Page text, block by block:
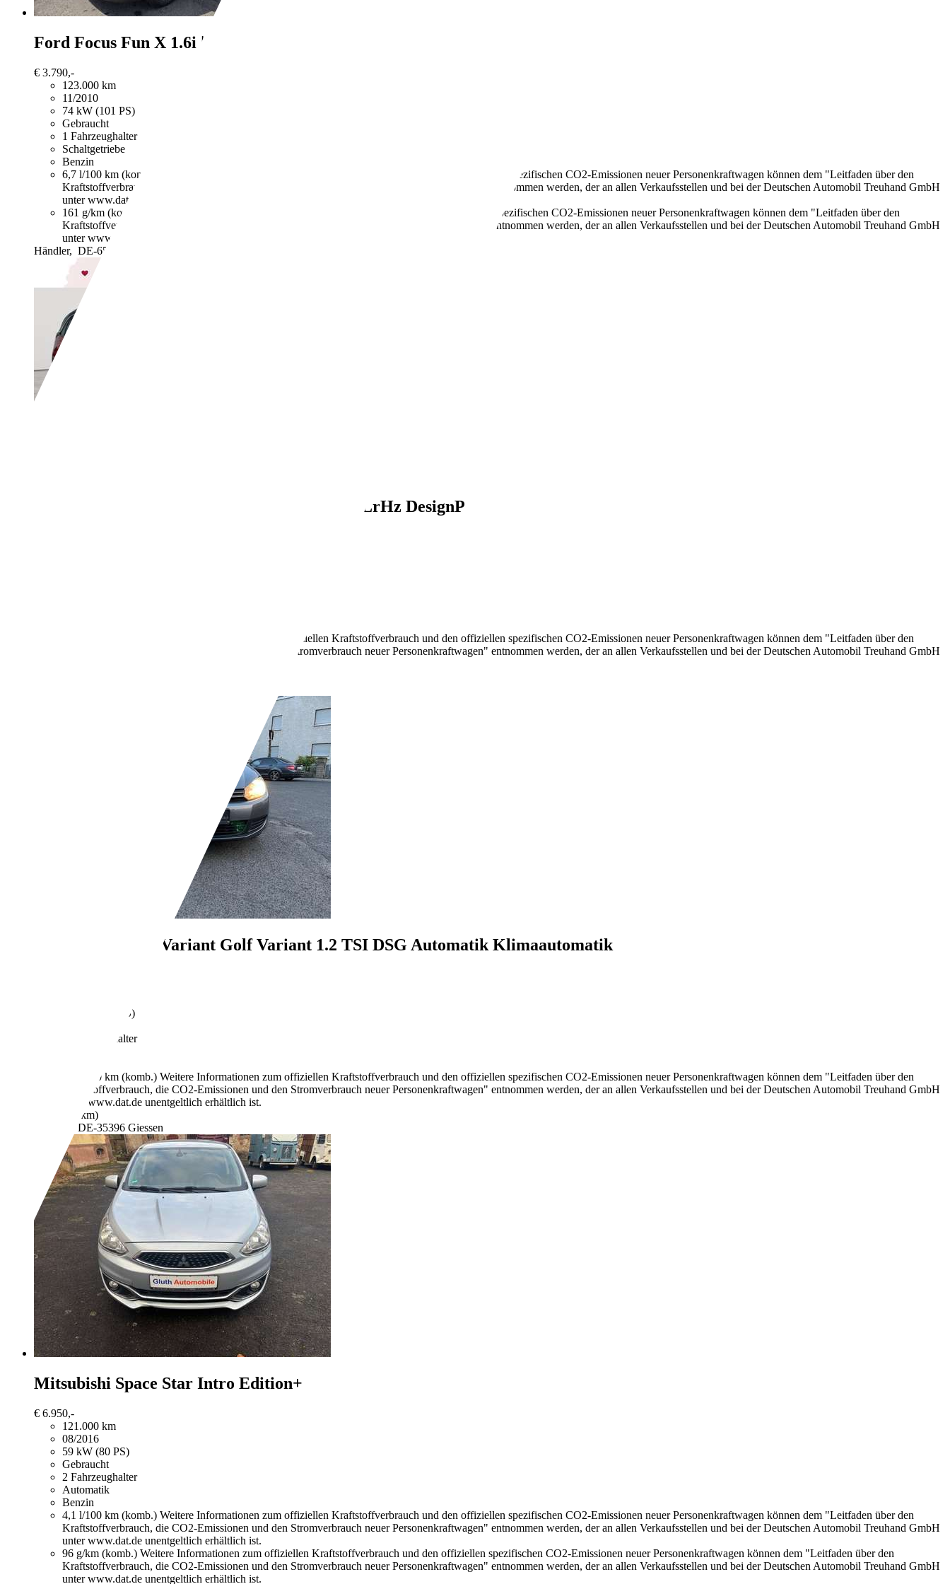
Ford Focus Fun X 1.6i | TÜV NEU | KLIMA | Wenig KM | 1.HAND
€ 3.790,-
123.000 km
11/2010
74 kW (101 PS)
Gebraucht
1 Fahrzeughalter
Schaltgetriebe
Benzin
6,7 l/100 km (komb.)
Weitere Informationen zum offiziellen Kraftstoffverbrauch und den offiziellen spezifischen CO2-Emissionen neuer Personenkraftwagen können dem "Leitfaden über den
Kraftstoffverbrauch, die CO2-Emissionen und den Stromverbrauch neuer Personenkraftwagen" entnommen werden, der an allen Verkaufsstellen und bei der Deutschen Automobil Treuhand GmbH
unter www.dat.de unentgeltlich erhältlich ist.
161 g/km (komb.)
Weitere Informationen zum offiziellen Kraftstoffverbrauch und den offiziellen spezifischen CO2-Emissionen neuer Personenkraftwagen können dem "Leitfaden über den
Kraftstoffverbrauch, die CO2-Emissionen und den Stromverbrauch neuer Personenkraftwagen" entnommen werden, der an allen Verkaufsstellen und bei der Deutschen Automobil Treuhand GmbH
unter www.dat.de unentgeltlich erhältlich ist.
Händler, DE-65520 Bad Camberg
Crossland 1.2 Elegance SHZ LrHz DesignP
Weitere Informationen zum offiziellen Kraftstoffverbrauch und den offiziellen spezifischen CO2-Emissionen neuer Personenkraftwagen können dem "Leitfaden über den
Kraftstoffverbrauch, die CO2-Emissionen und den Stromverbrauch neuer Personenkraftwagen" entnommen werden, der an allen Verkaufsstellen und bei der Deutschen Automobil Treuhand GmbH
Volkswagen Golf Variant Golf Variant 1.2 TSI DSG Automatik Klimaautomatik
77 kW (105 PS)
1 Fahrzeughalter
5,9 l/100 km (komb.) Weitere Informationen zum offiziellen Kraftstoffverbrauch und den offiziellen spezifischen CO2-Emissionen neuer Personenkraftwagen können dem "Leitfaden über den
Kraftstoffverbrauch, die CO2-Emissionen und den Stromverbrauch neuer Personenkraftwagen" entnommen werden, der an allen Verkaufsstellen und bei der Deutschen Automobil Treuhand GmbH
unter www.dat.de unentgeltlich erhältlich ist.
- (g/km)
DE-35396 Giessen
Mitsubishi Space Star Intro Edition+
€ 6.950,-
121.000 km
08/2016
59 kW (80 PS)
Gebraucht
2 Fahrzeughalter
Automatik
Benzin
4,1 l/100 km (komb.) Weitere Informationen zum offiziellen Kraftstoffverbrauch und den offiziellen spezifischen CO2-Emissionen neuer Personenkraftwagen können dem "Leitfaden über den
Kraftstoffverbrauch, die CO2-Emissionen und den Stromverbrauch neuer Personenkraftwagen" entnommen werden, der an allen Verkaufsstellen und bei der Deutschen Automobil Treuhand GmbH
unter www.dat.de unentgeltlich erhältlich ist.
96 g/km (komb.) Weitere Informationen zum offiziellen Kraftstoffverbrauch und den offiziellen spezifischen CO2-Emissionen neuer Personenkraftwagen können dem "Leitfaden über den
Kraftstoffverbrauch, die CO2-Emissionen und den Stromverbrauch neuer Personenkraftwagen" entnommen werden, der an allen Verkaufsstellen und bei der Deutschen Automobil Treuhand GmbH
unter www.dat.de unentgeltlich erhältlich ist.